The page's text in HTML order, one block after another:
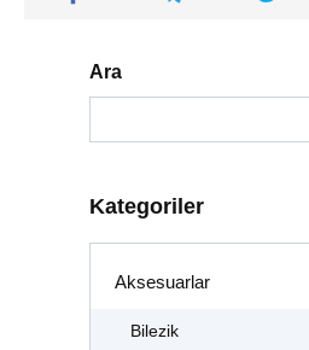
Ara
Kategoriler
Aksesuarlar
Bilezik